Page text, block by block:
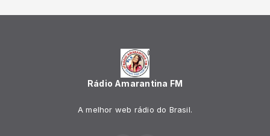
Rádio Amarantina FM
A melhor web rádio do Brasil.